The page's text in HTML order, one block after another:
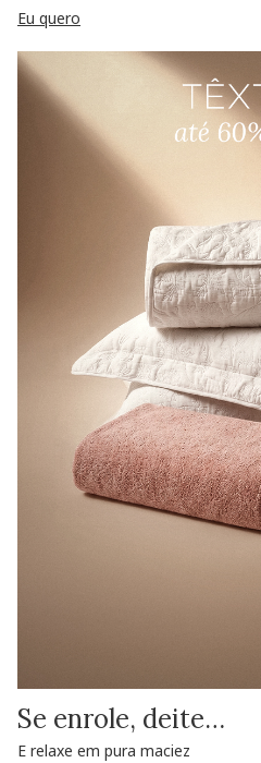
Eu quero
Se enrole, deite…
E relaxe em pura maciez